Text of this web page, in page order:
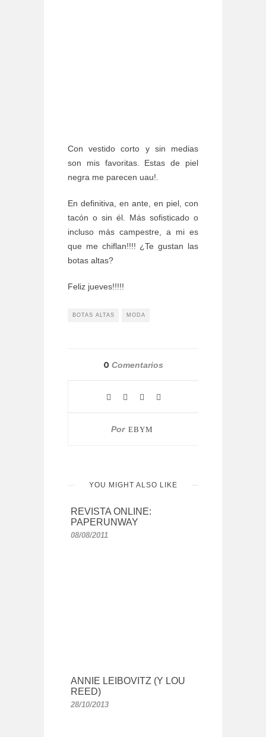
Con vestido corto y sin medias
son mis favoritas. Estas de piel
negra me parecen uau!.
En definitiva, en ante, en piel, con
tacón o sin él. Más sofisticado o
incluso más campestre, a mi es
que me chiflan!!!! ¿Te gustan las
botas altas?
Feliz jueves!!!!!
BOTAS ALTAS MODA
0Comentarios
Por EBYM
YOU MIGHT ALSO LIKE
REVISTA ONLINE:
PAPERUNWAY
08/08/2011
ANNIE LEIBOVITZ (Y LOU
REED)
28/10/2013